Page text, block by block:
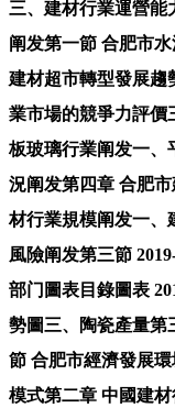
三、建材行業運營能
阐发第一節 合肥市
建材超市轉型發展趨
業市場的競爭力評價
板玻璃行業阐发一、
況阐发第四章 合肥
材行業規模阐发一、
風險阐发第三節
部门圖表目錄圖表
勢圖三、陶瓷產量第
節 合肥市經濟發展
模式第二章 中國建